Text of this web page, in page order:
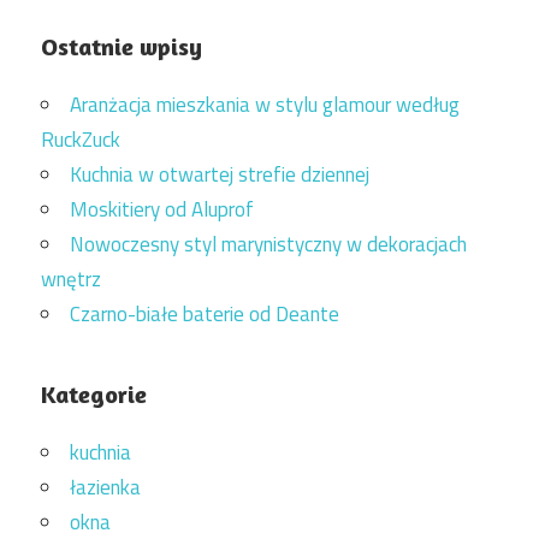
Ostatnie wpisy
Aranżacja mieszkania w stylu glamour według
RuckZuck
Kuchnia w otwartej strefie dziennej
Moskitiery od Aluprof
Nowoczesny styl marynistyczny w dekoracjach
wnętrz
Czarno-białe baterie od Deante
Kategorie
kuchnia
łazienka
okna